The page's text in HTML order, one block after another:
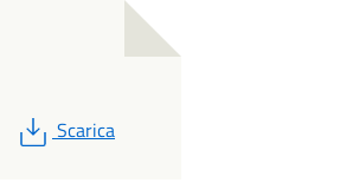
PDF
Scarica